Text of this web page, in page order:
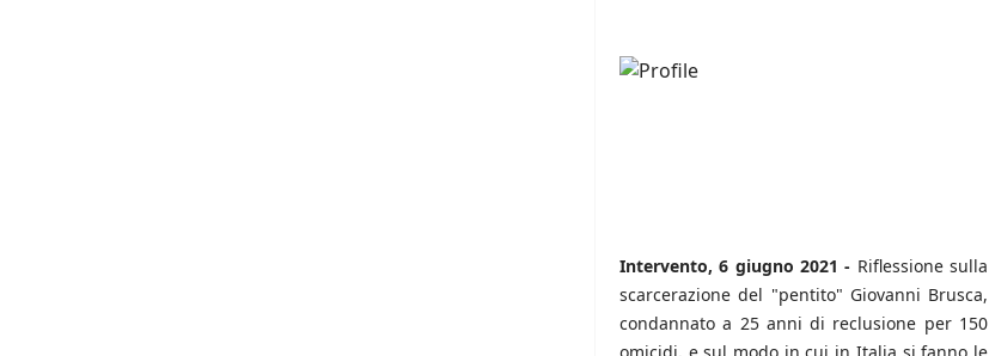
Intervento, 6 giugno 2021 - Riflessione sulla
scarcerazione del "pentito" Giovanni Brusca,
condannato a 25 anni di reclusione per 150